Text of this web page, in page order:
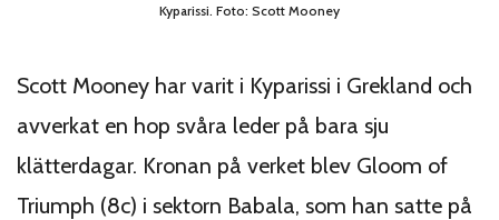
Kyparissi. Foto: Scott Mooney
Scott Mooney har varit i Kyparissi i Grekland och
avverkat en hop svåra leder på bara sju
klätterdagar. Kronan på verket blev Gloom of
Triumph (8c) i sektorn Babala, som han satte på